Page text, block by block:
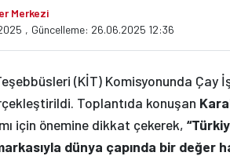
Merkezi
, Güncelleme: 26.06.2025 12:36
(KİT) Komisyonunda Çay
Toplantıda konuşan
için önemine dikkat çekerek,
dünya çapında bir değer